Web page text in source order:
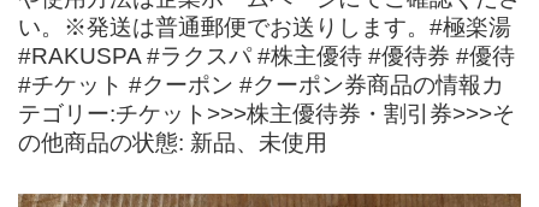
い。※発送は普通郵便でお送りします。#極楽湯
#RAKUSPA #ラクスパ #株主優待 #優待券 #優待
#チケット #クーポン #クーポン券商品の情報カ
テゴリー:チケット>>>株主優待券・割引券>>>そ
の他商品の状態: 新品、未使用